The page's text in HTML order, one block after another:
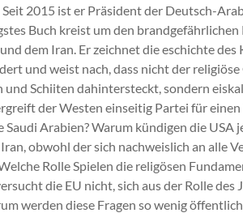
2015 ist er Präsident der Deutsch-
Buch kreist um den
dem Iran. Er zeichnet die eschichte
und weist nach, dass nicht der religiöse
und Schiiten dahintersteckt, sondern
der Westen einseitig Partei für
Saudi Arabien? Warum kündigen die USA
obwohl der sich nachweislich an alle
Rolle Spielen die religösen
die EU nicht, sich aus der Rolle des
werden diese Fragen so wenig